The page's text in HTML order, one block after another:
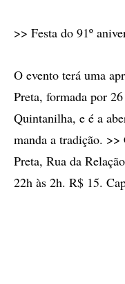
>> Festa do 91º
O evento terá uma
Preta, formada por
Quintanilha, e é a
manda a tradição.
Preta, Rua da
22h às 2h. R$ 15.